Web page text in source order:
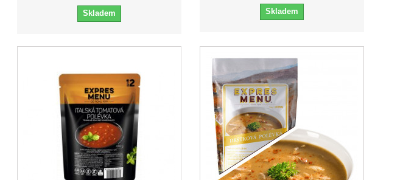
Skladem Skladem